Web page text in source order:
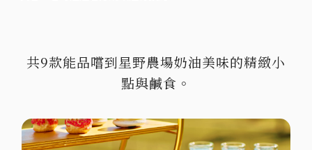
共9款能品嚐到星野農場奶油美味的精緻小
點與鹹食。